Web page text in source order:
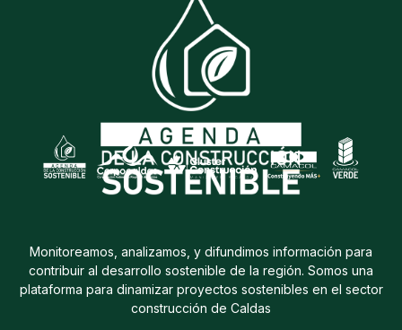
Monitoreamos, analizamos, y difundimos información para
contribuir al desarrollo sostenible de la región. Somos una
plataforma para dinamizar proyectos sostenibles en el sector
construcción de Caldas